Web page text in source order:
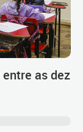
as dez